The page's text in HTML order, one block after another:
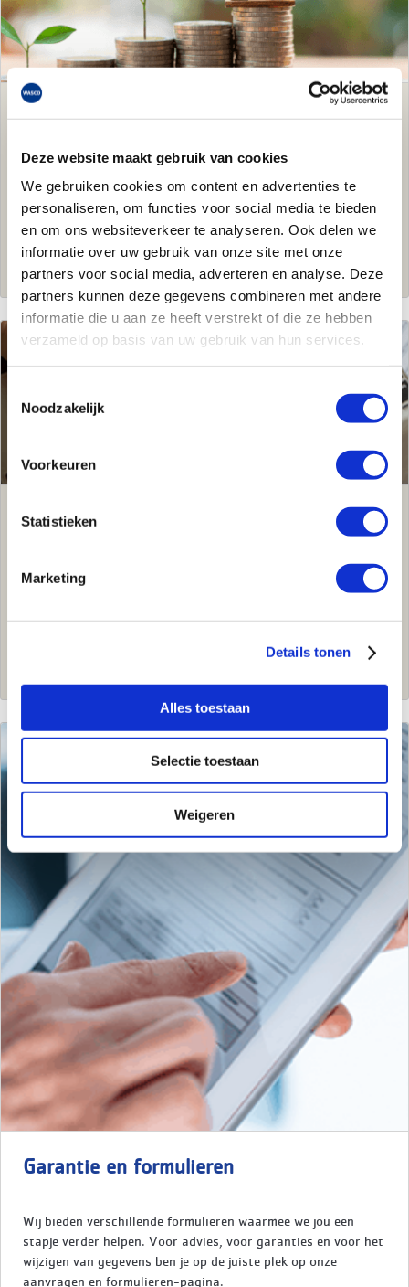
Deze website maakt gebruik van cookies
We gebruiken cookies om content en advertenties te
personaliseren, om functies voor social media te bieden
en om ons websiteverkeer te analyseren. Ook delen we
informatie over uw gebruik van onze site met onze
partners voor social media, adverteren en analyse. Deze
partners kunnen deze gegevens combineren met andere
informatie die u aan ze heeft verstrekt of die ze hebben
verzameld op basis van uw gebruik van hun services.
Noodzakelijk
Voorkeuren
Statistieken
Marketing
Details tonen
Alles toestaan
Selectie toestaan
Weigeren
Subsidiemogelijkheden
installeert? Wij vertellen het je.
Subsidiemogelijkheden
Rekentools
Maak gebruik van onze koelculator of de
Garantie en formulieren
Wij bieden verschillende formulieren waarmee we jou een
stapje verder helpen. Voor advies, voor garanties en voor het
wijzigen van gegevens ben je op de juiste plek op onze
aanvragen en formulieren-pagina.